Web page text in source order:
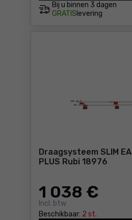
Bij u binnen 3 dagen
GRATIS levering
Draagsysteem SLIM EASY TRANS
PLUS Rubi 18976
1 038 €
Incl. btw
Beschikbaar: 2 st.